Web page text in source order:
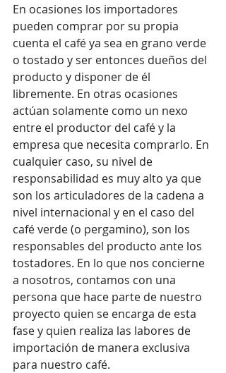
En ocasiones los importadores
pueden comprar por su propia
cuenta el café ya sea en grano verde
o tostado y ser entonces dueños del
producto y disponer de él
libremente. En otras ocasiones
actúan solamente como un nexo
entre el productor del café y la
empresa que necesita comprarlo. En
cualquier caso, su nivel de
responsabilidad es muy alto ya que
son los articuladores de la cadena a
nivel internacional y en el caso del
café verde (o pergamino), son los
responsables del producto ante los
tostadores. En lo que nos concierne
a nosotros, contamos con una
persona que hace parte de nuestro
proyecto quien se encarga de esta
fase y quien realiza las labores de
importación de manera exclusiva
para nuestro café.